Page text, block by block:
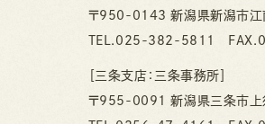
〒950-0143 新潟県新潟市江
TEL.025-382-5811
［三条支店：三条事務所］
〒955-0091 新潟県三条市